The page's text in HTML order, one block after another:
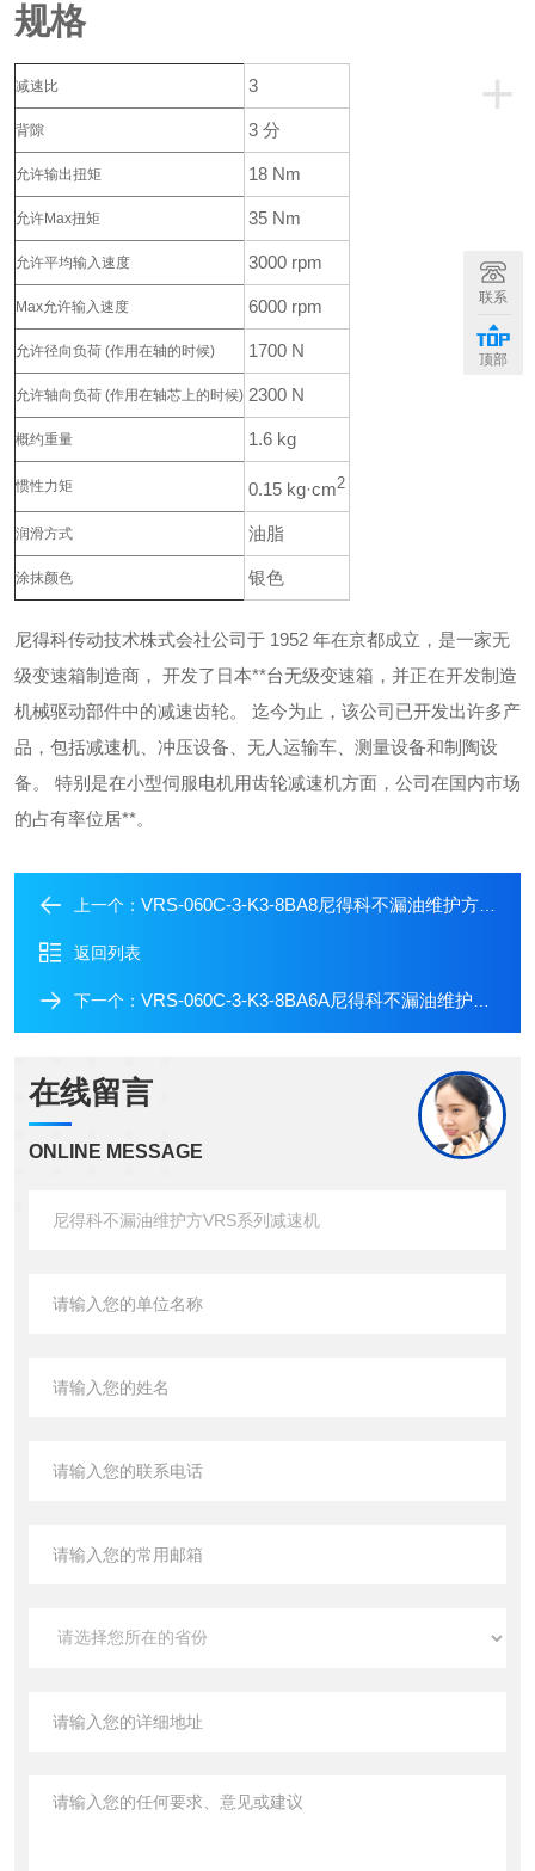
规格
+
减速比 3
背隙 3 分
允许输出扭矩 18 Nm
允许Max扭矩 35 Nm
允许平均输入速度 3000 rpm
Max允许输入速度 6000 rpm
允许径向负荷 (作用在轴的时候) 1700 N
允许轴向负荷 (作用在轴芯上的时候) 2300 N
概约重量 1.6 kg
惯性力矩 0.15 kg·cm2
润滑方式 油脂
涂抹颜色 银色
尼得科传动技术株式会社公司于 1952 年在京都成立，是一家无
级变速箱制造商， 开发了日本**台无级变速箱，并正在开发制造
机械驱动部件中的减速齿轮。
迄今为止，该公司已开发出许多产
品，包括减速机、冲压设备、无人运输车、测量设备和制陶设
备。
特别是在小型伺服电机用齿轮减速机方面，公司在国内市场
的占有率位居**。
上一个： VRS-060C-3-K3-8BA8尼得科不漏油维护方VRS系列减速机
返回列表
下一个： VRS-060C-3-K3-8BA6A尼得科不漏油维护方VRS系列减速机
在线留言
ONLINE MESSAGE
联系
顶部